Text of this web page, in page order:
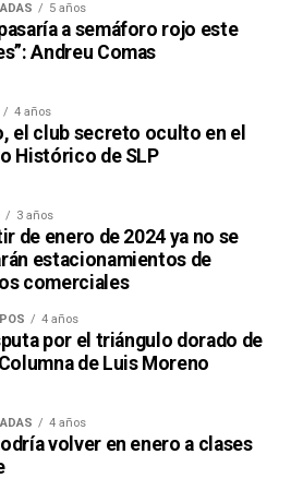
5 años
a semáforo rojo este
Andreu Comas
4 años
el club secreto oculto en el
Histórico de SLP
3 años
de enero de 2024 ya no se
estacionamientos de
comerciales
4 años
por el triángulo dorado de
de Luis Moreno
4 años
volver en enero a clases